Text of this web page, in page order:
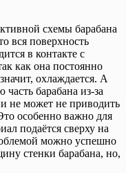
схемы барабана
вся поверхность
в контакте с
как она постоянно
охлаждается. А
барабана из-за
не может не приводить
особенно важно для
подаётся сверху на
можно успешно
стенки барабана, но,